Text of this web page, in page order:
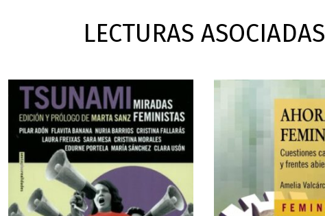
LECTURAS ASOCIADAS